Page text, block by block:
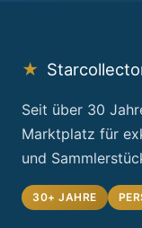
★
Seit über 30
Marktplatz für
und
30+ JAHRE